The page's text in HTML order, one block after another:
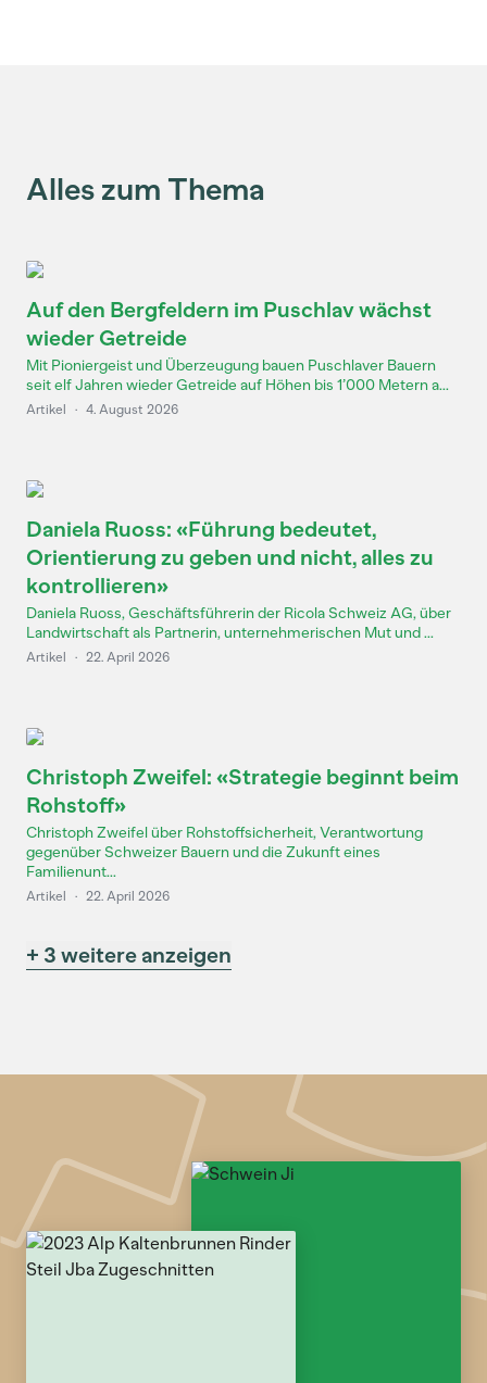
Alles zum Thema
Auf den Bergfeldern im Puschlav wächst
wieder Getreide
Mit Pioniergeist und Überzeugung bauen Puschlaver Bauern
seit elf Jahren wieder Getreide auf Höhen bis 1’000 Metern a...
Artikel · 4. August 2026
Daniela Ruoss: «Führung bedeutet,
Orientierung zu geben und nicht, alles zu
kontrollieren»
Daniela Ruoss, Geschäftsführerin der Ricola Schweiz AG, über
Landwirtschaft als Partnerin, unternehmerischen Mut und ...
Artikel · 22. April 2026
Christoph Zweifel: «Strategie beginnt beim
Rohstoff»
Christoph Zweifel über Rohstoffsicherheit, Verantwortung
gegenüber Schweizer Bauern und die Zukunft eines
Familienunt...
Artikel · 22. April 2026
+ 3 weitere anzeigen